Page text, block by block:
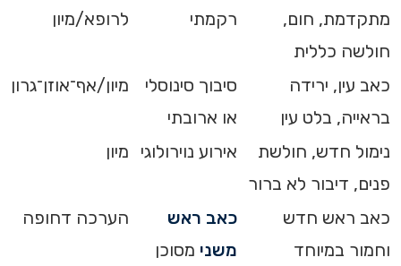
מתקדמת, חום,
חולשה כללית
רקמתי לרופא/מיון
כאב עין, ירידה
בראייה, בלט עין
סיבוך סינוסלי
או ארובתי
מיון/אף־אוזן־גרון
נימול חדש, חולשת
פנים, דיבור לא ברור
אירוע נוירולוגי מיון
כאב ראש חדש
וחמור במיוחד
כאב ראש
משני מסוכן
הערכה דחופה